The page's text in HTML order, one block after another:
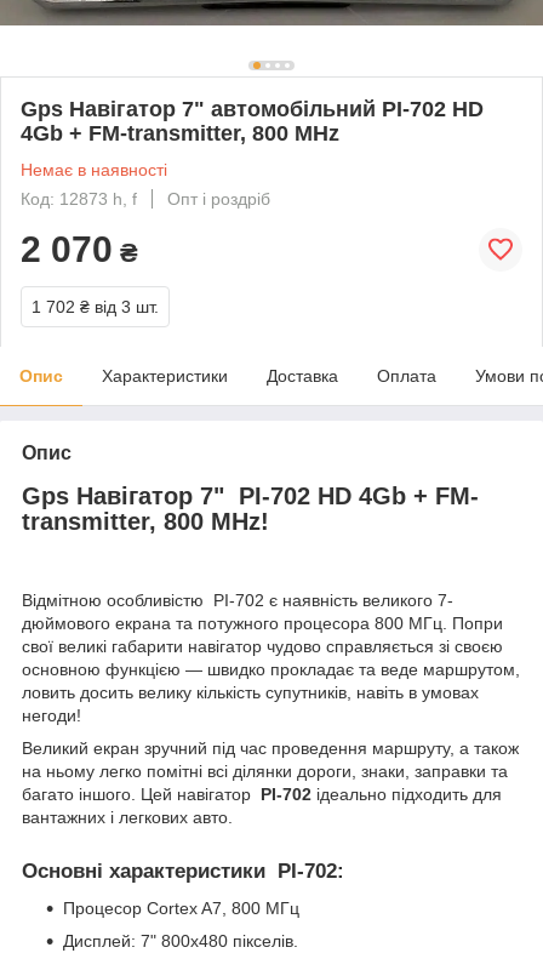
Gps Навігатор 7" автомобільний PI-702 HD
4Gb + FM-transmitter, 800 MHz
Немає в наявності
Код: 12873 h, f
Опт і роздріб
2 070 ₴
1 702 ₴ від 3 шт.
Опис Характеристики Доставка Оплата Умови
Опис
Gps Навігатор 7" PI-702 HD 4Gb + FM-
transmitter, 800 MHz!
Відмітною особливістю PI-702 є наявність великого 7-
дюймового екрана та потужного процесора 800 МГц. Попри
свої великі габарити навігатор чудово справляється зі своєю
основною функцією — швидко прокладає та веде маршрутом,
ловить досить велику кількість супутників, навіть в умовах
негоди!
Великий екран зручний під час проведення маршруту, а також
на ньому легко помітні всі ділянки дороги, знаки, заправки та
багато іншого. Цей навігатор PI-702 ідеально підходить для
вантажних і легкових авто.
Основні характеристики PI-702:
Процесор Cortex A7, 800 МГц
Дисплей: 7" 800x480 пікселів.